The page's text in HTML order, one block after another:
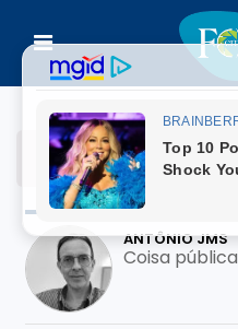
ANTÔNIO JMS
Coisa pública